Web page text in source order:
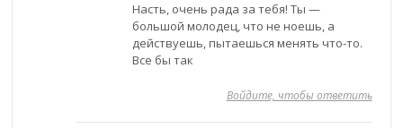
Насть, очень рада за тебя! Ты —
большой молодец, что не ноешь, а
действуешь, пытаешься менять что-то.
Все бы так
Войдите, чтобы ответить